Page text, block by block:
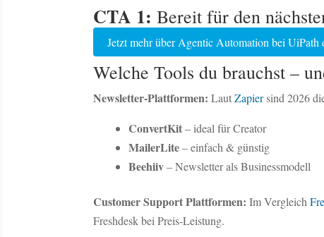
CTA 1: Bereit für den
Jetzt mehr über Agentic Automation bei UiPath
Welche Tools du brauchst –
Newsletter-Plattformen: LautZapiersind 2026
ConvertKit– ideal für Creator
MailerLite– einfach & günstig
Beehiiv– Newsletter als Businessmodell
Customer Support Plattformen: Im Vergleich
Freshdesk bei Preis-Leistung.